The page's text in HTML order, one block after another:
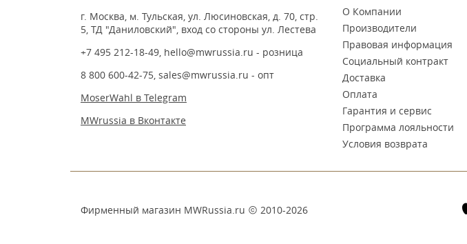
г. Москва, м. Тульская, ул. Люсиновская, д. 70, стр.
5, ТД "Даниловский", вход со стороны ул. Лестева
+7 495 212-18-49, hello@mwrussia.ru - розница
8 800 600-42-75, sales@mwrussia.ru - опт
MoserWahl в Telegram
MWrussia в Вконтакте
О Компании
Производители
Правовая информация
Социальный контракт
Доставка
Оплата
Гарантия и сервис
Программа лояльности
Условия возврата
Фирменный магазин MWRussia.ru 2010-2026